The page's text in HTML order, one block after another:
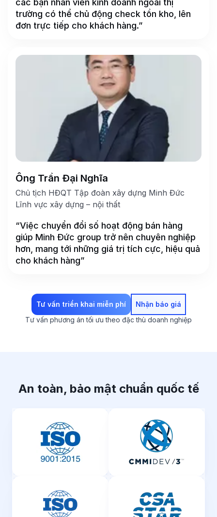
trường có thể chủ động check tồn kho, lên
đơn trực tiếp cho khách hàng.”
Ông Trần Đại Nghĩa
Chủ tịch HĐQT Tập đoàn xây dựng Minh Đức
Lĩnh vực xây dựng – nội thất
“Việc chuyển đổi số hoạt động bán hàng
giúp Minh Đức group trở nên chuyên nghiệp
hơn, mang tới những giá trị tích cực, hiệu quả
cho khách hàng”
Tư vấn triển khai miễn phí
Nhận báo giá
Tư vấn phương án tối ưu theo đặc thù doanh nghiệp
An toàn, bảo mật chuẩn quốc tế